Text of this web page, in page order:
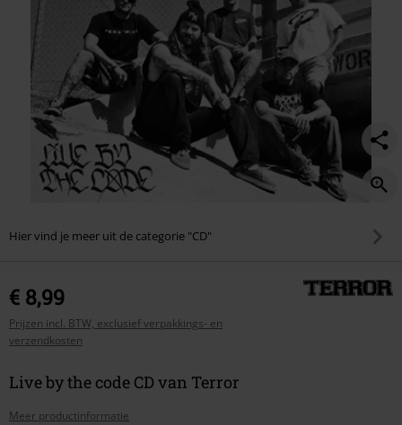
Hier vind je meer uit de categorie "CD"
€ 8,99
Prijzen incl. BTW, exclusief verpakkings- en
verzendkosten
Live by the code CD van Terror
Meer productinformatie